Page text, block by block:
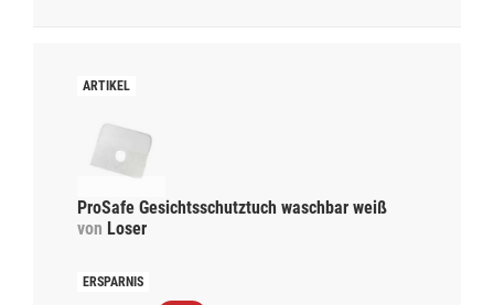
ProSafe Gesichtsschutztuch waschbar weiß
von Loser